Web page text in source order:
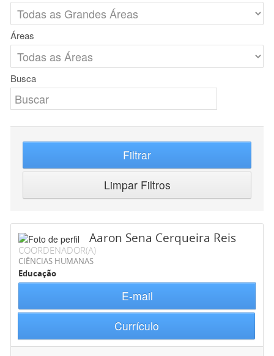
Áreas
Busca
Filtrar
Limpar Filtros
Aaron Sena Cerqueira Reis
COORDENADOR(A)
CIÊNCIAS HUMANAS
Educação
E-mail
Currículo